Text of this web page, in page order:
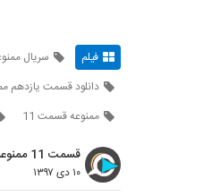
فیلم سریال ممنوعه
دانلود قسمت یازدهم
ممنوعه قسمت 11
قسمت 11 ممنوعه
۱۰ دی ۱۳۹۷